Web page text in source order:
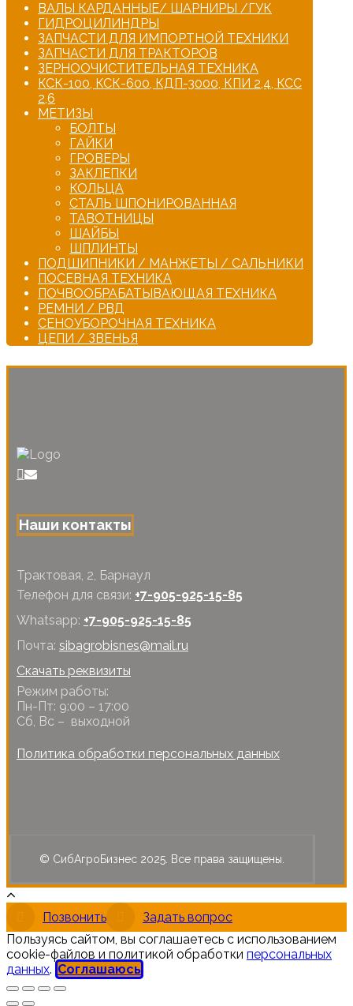
ВАЛЫ КАРДАННЫЕ/ ШАРНИРЫ /ГУК
ГИДРОЦИЛИНДРЫ
ЗАПЧАСТИ ДЛЯ ИМПОРТНОЙ ТЕХНИКИ
ЗАПЧАСТИ ДЛЯ ТРАКТОРОВ
ЗЕРНООЧИСТИТЕЛЬНАЯ ТЕХНИКА
КСК-100, КСК-600, КДП-3000, КПИ 2,4, КСС
2,6
МЕТИЗЫ
БОЛТЫ
ГАЙКИ
ГРОВЕРЫ
ЗАКЛЕПКИ
КОЛЬЦА
СТАЛЬ ШПОНИРОВАННАЯ
ТАВОТНИЦЫ
ШАЙБЫ
ШПЛИНТЫ
ПОДШИПНИКИ / МАНЖЕТЫ / САЛЬНИКИ
ПОСЕВНАЯ ТЕХНИКА
ПОЧВООБРАБАТЫВАЮЩАЯ ТЕХНИКА
РЕМНИ / РВД
СЕНОУБОРОЧНАЯ ТЕХНИКА
ЦЕПИ / ЗВЕНЬЯ
Наши контакты
Трактовая, 2, Барнаул
Телефон для связи: +7-905-925-15-85
Whatsapp: +7-905-925-15-85
Почта: sibagrobisnes@mail.ru
Скачать реквизиты
Режим работы:
Пн-Пт: 9:00 – 17:00
Сб, Вс – выходной
Политика обработки персональных данных
© СибАгроБизнес 2025. Все права защищены.
Позвонить
Задать вопрос
Пользуясь сайтом, вы соглашаетесь с использованием
cookie-файлов и политикой обработки персональных
данных. Соглашаюсь